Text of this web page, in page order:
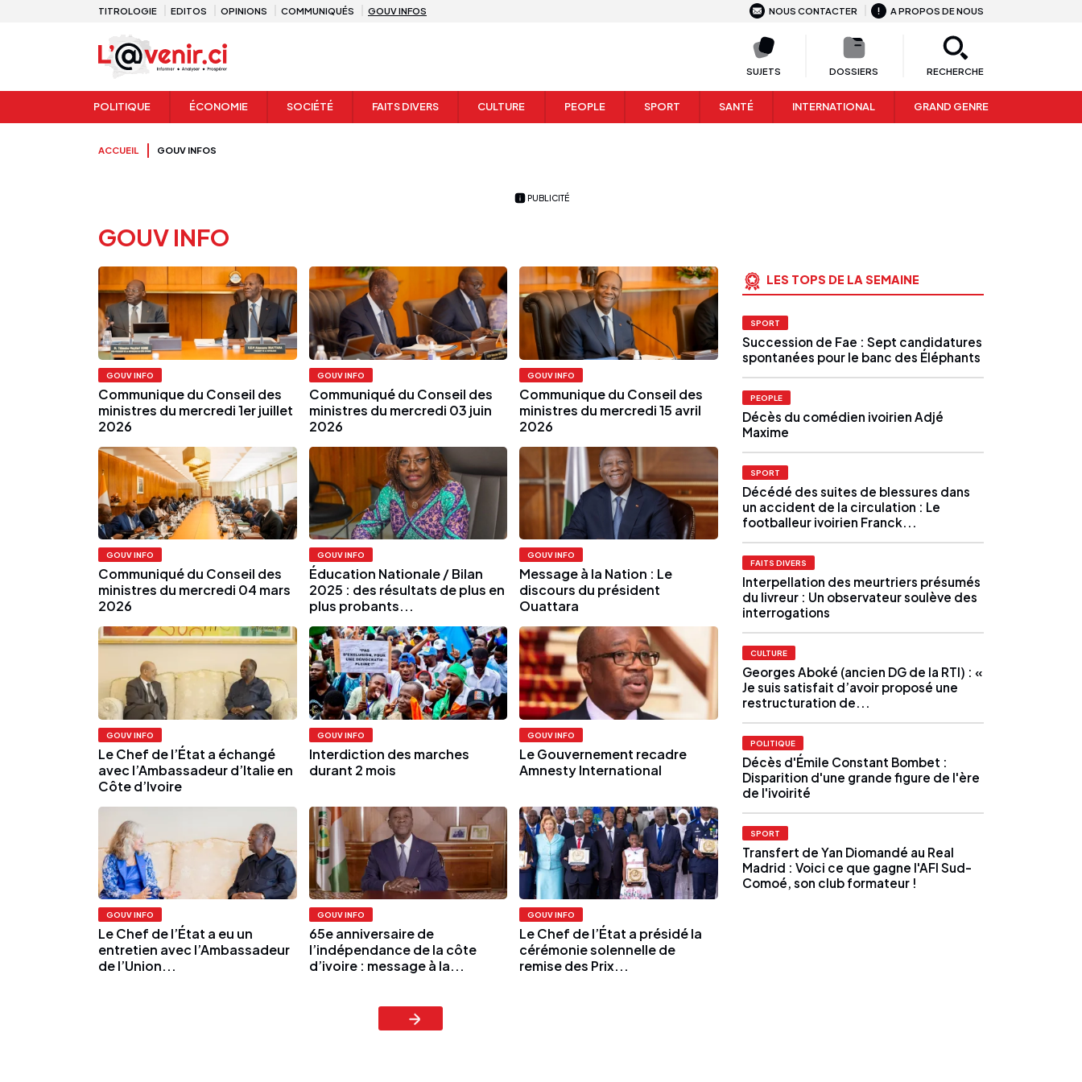
TITROLOGIE EDITOS OPINIONS COMMUNIQUÉS GOUV INFOS NOUS CONTACTER A PROPOS DE NOUS
SUJETS DOSSIERS RECHERCHE
POLITIQUE ÉCONOMIE SOCIÉTÉ FAITS DIVERS CULTURE PEOPLE SPORT SANTÉ INTERNATIONAL GRAND GENRE
ACCUEIL GOUV INFOS
PUBLICITÉ
GOUV INFO
GOUV INFO
Communique du Conseil des
ministres du mercredi 1er juillet
2026
GOUV INFO
Communiqué du Conseil des
ministres du mercredi 03 juin
2026
GOUV INFO
Communique du Conseil des
ministres du mercredi 15 avril
2026
GOUV INFO
Communiqué du Conseil des
ministres du mercredi 04 mars
2026
GOUV INFO
Éducation Nationale / Bilan
2025 : des résultats de plus en
plus probants...
GOUV INFO
Message à la Nation : Le
discours du président
Ouattara
GOUV INFO
Le Chef de l’État a échangé
avec l’Ambassadeur d’Italie en
Côte d’Ivoire
GOUV INFO
Interdiction des marches
durant 2 mois
GOUV INFO
Le Gouvernement recadre
Amnesty International
GOUV INFO
Le Chef de l’État a eu un
entretien avec l’Ambassadeur
de l’Union...
GOUV INFO
65e anniversaire de
l’indépendance de la côte
d’ivoire : message à la...
GOUV INFO
Le Chef de l’État a présidé la
cérémonie solennelle de
remise des Prix...
LES TOPS DE LA SEMAINE
SPORT
Succession de Fae : Sept candidatures
spontanées pour le banc des Éléphants
PEOPLE
Décès du comédien ivoirien Adjé
Maxime
SPORT
Décédé des suites de blessures dans
un accident de la circulation : Le
footballeur ivoirien Franck...
FAITS DIVERS
Interpellation des meurtriers présumés
du livreur : Un observateur soulève des
interrogations
CULTURE
Georges Aboké (ancien DG de la RTI) : «
Je suis satisfait d’avoir proposé une
restructuration de...
POLITIQUE
Décès d'Émile Constant Bombet :
Disparition d'une grande figure de l'ère
de l'ivoirité
SPORT
Transfert de Yan Diomandé au Real
Madrid : Voici ce que gagne l'AFI Sud-
Comoé, son club formateur !